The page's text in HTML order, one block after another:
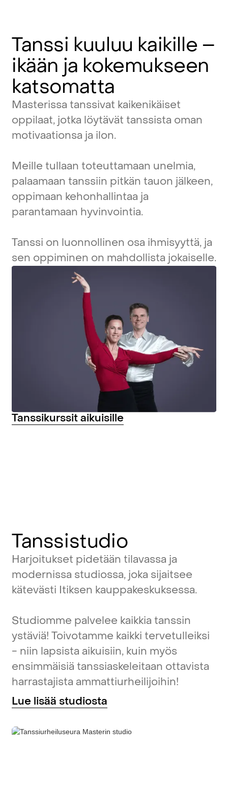
Tanssi kuuluu kaikille –
ikään ja kokemukseen
katsomatta
Masterissa tanssivat kaikenikäiset
oppilaat, jotka löytävät tanssista oman
motivaationsa ja ilon.
Meille tullaan toteuttamaan unelmia,
palaamaan tanssiin pitkän tauon jälkeen,
oppimaan kehonhallintaa ja
parantamaan hyvinvointia.
Tanssi on luonnollinen osa ihmisyyttä, ja
sen oppiminen on mahdollista jokaiselle.
Tanssikurssitaikuisille
Tanssistudio
Harjoitukset pidetään tilavassa ja
modernissa studiossa, joka sijaitsee
kätevästi Itiksen kauppakeskuksessa.
Studiomme palvelee kaikkia tanssin
ystäviä! Toivotamme kaikki tervetulleiksi
- niin lapsista aikuisiin, kuin myös
ensimmäisiä tanssiaskeleitaan ottavista
harrastajista ammattiurheilijoihin!
Lue lisää studiosta